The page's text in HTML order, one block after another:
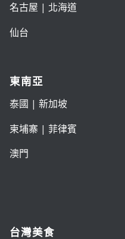
名古屋| 北海道
仙台
東南亞
泰國 | 新加坡
柬埔寨 | 菲律賓
澳門
台灣美食